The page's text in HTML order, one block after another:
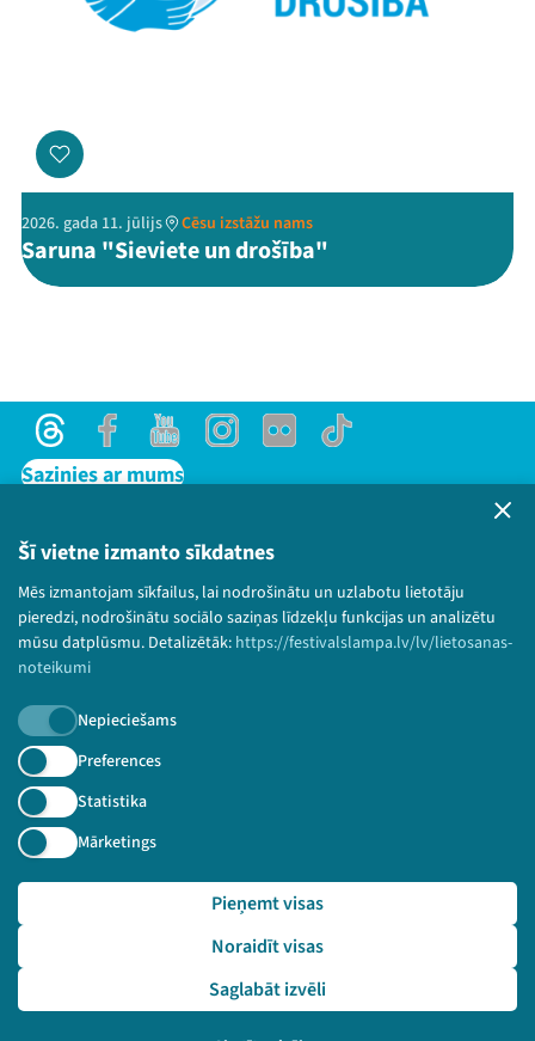
Šī vietne izmanto sīkdatnes
Mēs izmantojam sīkfailus, lai nodrošinātu un uzlabotu lietotāju
pieredzi, nodrošinātu sociālo saziņas līdzekļu funkcijas un analizētu
mūsu datplūsmu. Detalizētāk: https://festivalslampa.lv/lv/lietosanas-
noteikumi
Nepieciešams
Preferences
Statistika
Mārketings
Saglabāt izvēli
Noraidīt visas
Pieņemt visas
2026. gada 11. jūlijs Cēsu izstāžu nams
Saruna "Sieviete un drošība"
ThreadsFacebookYoutubeInstagram
Flick TikTok
Sazinies ar mums
Lietošanas noteikumi un sīkdatņu politika
Bērnu aizsardzības politika
© 2026 Sarunu festivāls LAMPA Visas tiesības
paturētas.
Piesakies jaunumiem!
Nepalaid garām aktuālāko informāciju!
Pieteikties
🔗 https://festivalslampa.lv/lv/dalibnieki/7746